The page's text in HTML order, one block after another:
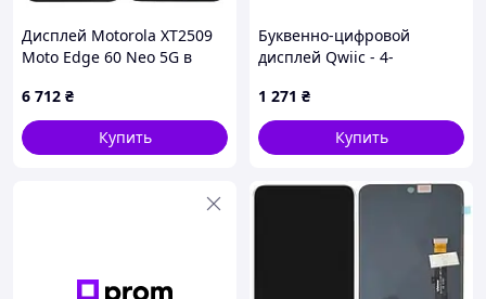
Дисплей Motorola XT2509
Moto Edge 60 Neo 5G в
Grey service orig
6 712 ₴
Купить
Буквенно-цифровой
дисплей Qwiic - 4-
сегментный дисплейный
модуль (зеленый)
1 271 ₴
Купить